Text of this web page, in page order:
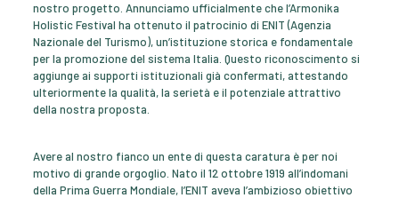
nostro progetto. Annunciamo ufficialmente che l’Armonika
Holistic Festival ha ottenuto il patrocinio di ENIT (Agenzia
Nazionale del Turismo), un’istituzione storica e fondamentale
per la promozione del sistema Italia. Questo riconoscimento si
aggiunge ai supporti istituzionali già confermati, attestando
ulteriormente la qualità, la serietà e il potenziale attrattivo
della nostra proposta.
Avere al nostro fianco un ente di questa caratura è per noi
motivo di grande orgoglio. Nato il 12 ottobre 1919 all’indomani
della Prima Guerra Mondiale, l’ENIT aveva l’ambizioso obiettivo